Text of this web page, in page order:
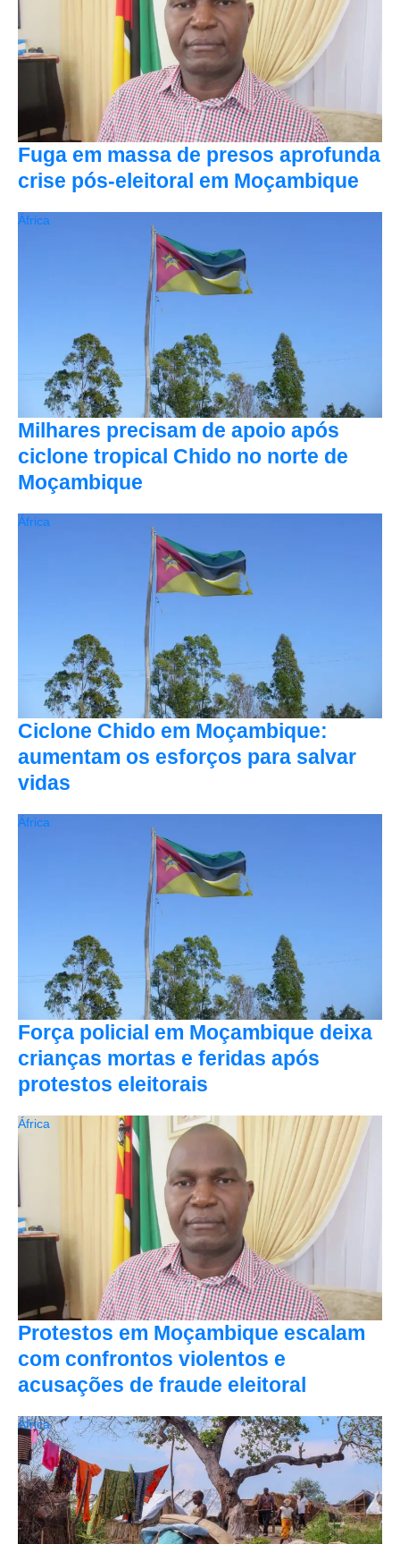
Fuga em massa de presos aprofunda
crise pós-eleitoral em Moçambique
Milhares precisam de apoio após
ciclone tropical Chido no norte de
Moçambique
África
Ciclone Chido em Moçambique:
aumentam os esforços para salvar
vidas
África
Força policial em Moçambique deixa
crianças mortas e feridas após
protestos eleitorais
África
Protestos em Moçambique escalam
com confrontos violentos e
acusações de fraude eleitoral
África
África